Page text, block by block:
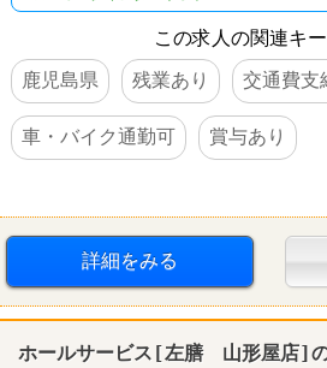
この求人の関連キ
鹿児島県
残業あり 交通費支
車・バイク通勤可 賞与あり
詳細をみる
ホールサービス[左膳 山形屋店]の